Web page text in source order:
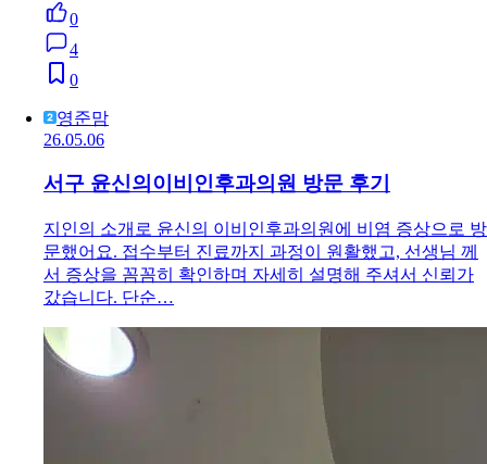
0
4
0
영준맘
26.05.06
서구 윤신의이비인후과의원 방문 후기
지인의 소개로 윤신의 이비인후과의원에 비염 증상으로 방
문했어요. 접수부터 진료까지 과정이 원활했고, 선생님 께
서 증상을 꼼꼼히 확인하며 자세히 설명해 주셔서 신뢰가
갔습니다. 단순…